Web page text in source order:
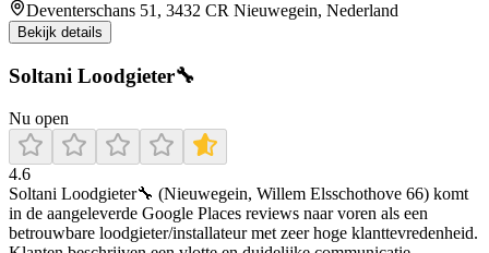
Deventerschans 51, 3432 CR Nieuwegein, Nederland
Bekijk details
Soltani Loodgieter🔧
Nu open
4.6
Soltani Loodgieter🔧 (Nieuwegein, Willem Elsschothove 66) komt
in de aangeleverde Google Places reviews naar voren als een
betrouwbare loodgieter/installateur met zeer hoge klanttevredenheid.